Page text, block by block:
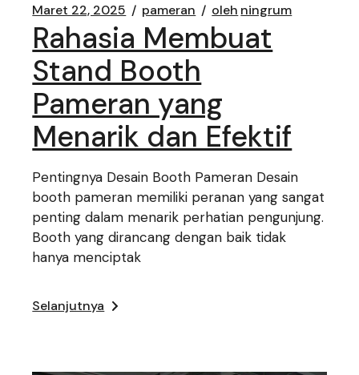
Maret 22, 2025 pameran oleh ningrum
Rahasia Membuat
Stand Booth
Pameran yang
Menarik dan Efektif
Pentingnya Desain Booth Pameran Desain
booth pameran memiliki peranan yang sangat
penting dalam menarik perhatian pengunjung.
Booth yang dirancang dengan baik tidak
hanya menciptak
Selanjutnya